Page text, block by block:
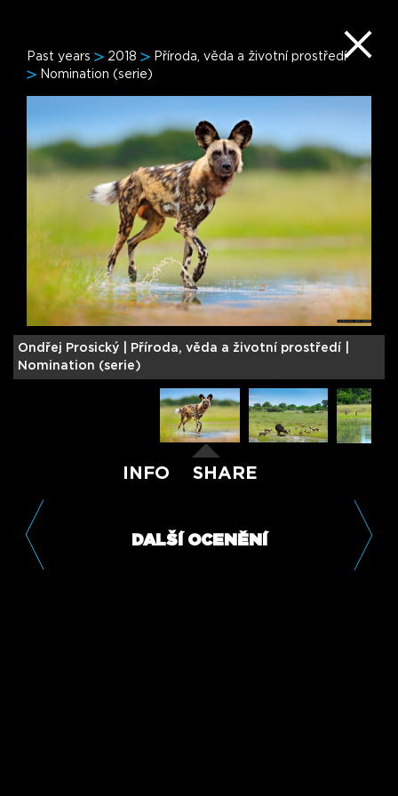
Past years 2018
Příroda, věda a životní prostředí
Nomination (serie)
Ondřej Prosický |
Příroda, věda a životní prostředí |
Nomination (serie)
INFO SHARE
DALŠÍ OCENĚNÍ